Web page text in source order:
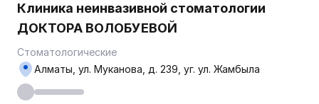
Клиника неинвазивной стоматологии
ДОКТОРА ВОЛОБУЕВОЙ
Стоматологические
Алматы, ул. ​Муканова, д. 239, уг. ул. Жамбыла